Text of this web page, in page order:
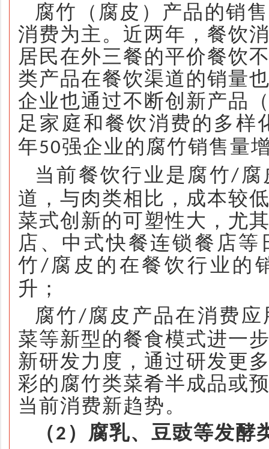
腐竹（腐皮）产品的销
消费为主。近两年，餐饮
居民在外三餐的平价餐饮
类产品在餐饮渠道的销量
企业也通过不断创新产品
足家庭和餐饮消费的多样
年50强企业的腐竹销售量
当前餐饮行业是腐竹/
道，与肉类相比，成本较
菜式创新的可塑性大，尤
店、中式快餐连锁餐店
竹/ 腐皮的在餐饮行业的
升；
腐竹/ 腐皮产品在消费
菜等新型的餐食模式进一
新研发力度，通过研发更
彩的腐竹类菜肴半成品或
当前消费新趋势。
（2 ）腐乳、豆豉等发酵